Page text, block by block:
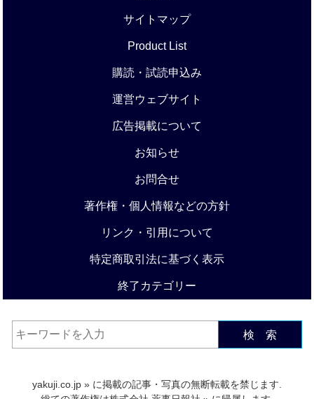
サイトマップ
Product List
購読・試読申込み
運営ウェブサイト
広告掲載について
お知らせ
お問合せ
著作権・個人情報などの方針
リンク・引用について
特定商取引法に基づく表示
終了カテゴリー
検 索
yakuji.co.jp » に掲載の記事・写真の無断転載を禁じます.